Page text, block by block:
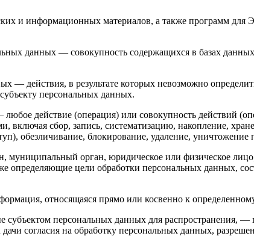
и информационных материалов, а также программ
данных — совокупность содержащихся в базах
— действия, в результате которых невозможно
персональных данных.
действие (операция) или совокупность действий
включая сбор, запись, систематизацию, накопление,
обезличивание, блокирование, удаление,
муниципальный орган, юридическое или физическое
определяющие цели обработки персональных данных,
относящаяся прямо или косвенно к
персональных данных для распространения,
согласия на обработку персональных данных,